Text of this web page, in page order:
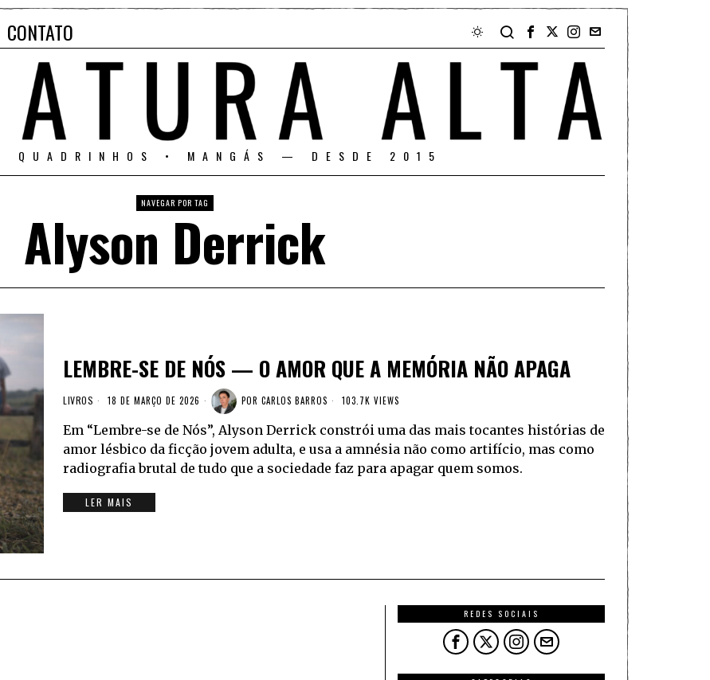
CONTATO
QUADRINHOS • MANGÁS — DESDE 2015
NAVEGAR POR TAG
Alyson Derrick
LEMBRE-SE DE NÓS — O AMOR QUE A MEMÓRIA NÃO APAGA
LIVROS 18 DE MARÇO DE 2026 POR CARLOS BARROS 103.7K VIEWS
Em “Lembre-se de Nós”, Alyson Derrick constrói uma das mais tocantes histórias de
amor lésbico da ficção jovem adulta, e usa a amnésia não como artifício, mas como
radiografia brutal de tudo que a sociedade faz para apagar quem somos.
LER MAIS
REDES SOCIAIS